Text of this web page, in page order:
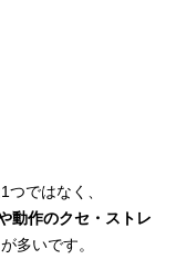
ではなく、
動作のクセ・ストレ
多いです。